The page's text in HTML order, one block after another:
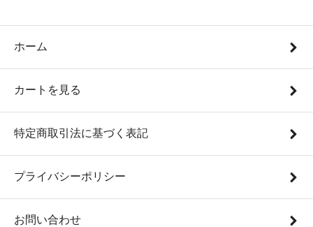
ホーム
カートを見る
特定商取引法に基づく表記
プライバシーポリシー
お問い合わせ